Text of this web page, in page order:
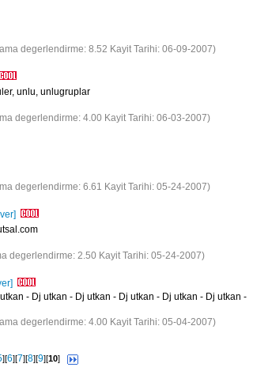
degerlendirme: 8.52 Kayit Tarihi: 06-09-2007)
unlu, unlugruplar
degerlendirme: 4.00 Kayit Tarihi: 06-03-2007)
degerlendirme: 6.61 Kayit Tarihi: 05-24-2007)
degerlendirme: 2.50 Kayit Tarihi: 05-24-2007)
- Dj utkan - Dj utkan - Dj utkan - Dj utkan - Dj utkan -
degerlendirme: 4.00 Kayit Tarihi: 05-04-2007)
][6][7][8][9][10]